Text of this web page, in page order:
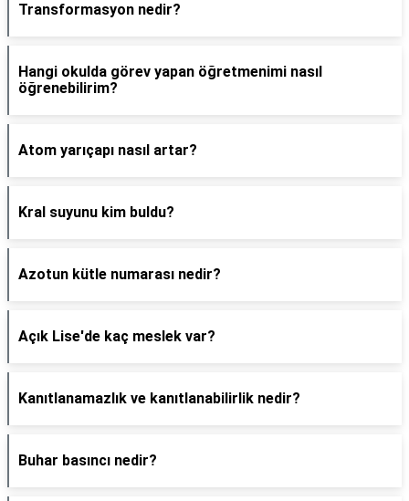
Transformasyon nedir?
Hangi okulda görev yapan öğretmenimi nasıl
öğrenebilirim?
Atom yarıçapı nasıl artar?
Kral suyunu kim buldu?
Azotun kütle numarası nedir?
Açık Lise'de kaç meslek var?
Kanıtlanamazlık ve kanıtlanabilirlik nedir?
Buhar basıncı nedir?